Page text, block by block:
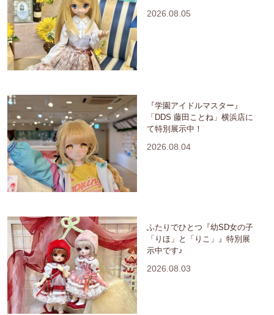
2026.08.05
『学園アイドルマスター』
「DDS 藤田ことね」横浜店に
て特別展示中！
2026.08.04
ふたりでひとつ『幼SD女の子
「りほ」と「りこ」』特別展
示中です♪
2026.08.03